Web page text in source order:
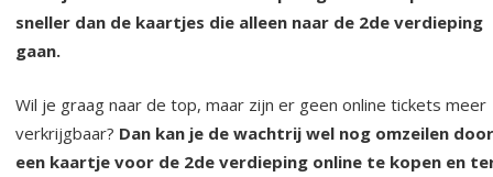
sneller dan de kaartjes die alleen naar de 2de verdieping
gaan.
Wil je graag naar de top, maar zijn er geen online tickets meer
verkrijgbaar? Dan kan je de wachtrij wel nog omzeilen door
een kaartje voor de 2de verdieping online te kopen en